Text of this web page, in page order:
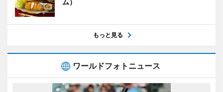
ム）
もっと見る
ワールドフォトニュース